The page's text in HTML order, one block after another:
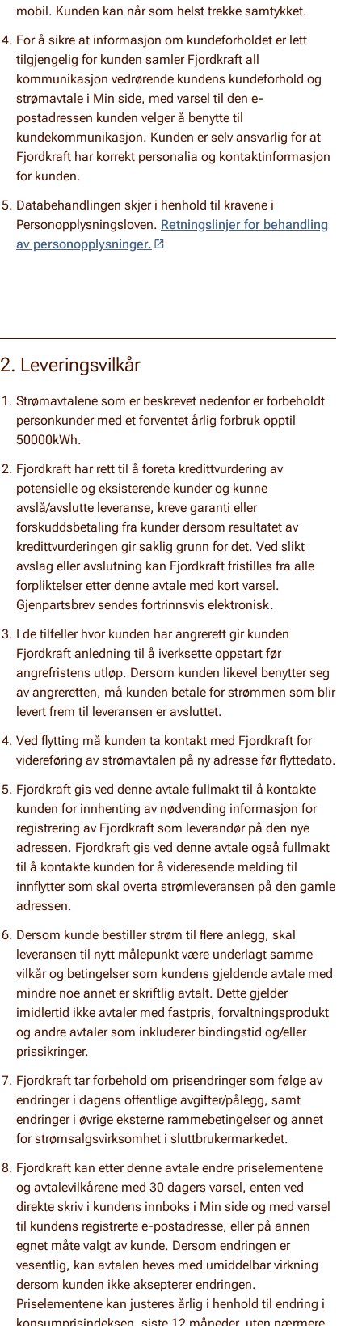
mobil. Kunden kan når som helst trekke samtykket.
For å sikre at informasjon om kundeforholdet er lett
tilgjengelig for kunden samler Fjordkraft all
kommunikasjon vedrørende kundens kundeforhold og
strømavtale i Min side, med varsel til den e-
postadressen kunden velger å benytte til
kundekommunikasjon. Kunden er selv ansvarlig for at
Fjordkraft har korrekt personalia og kontaktinformasjon
for kunden.
Databehandlingen skjer i henhold til kravene i
Personopplysningsloven. Retningslinjer for behandling
av personopplysninger.
2. Leveringsvilkår
Strømavtalene som er beskrevet nedenfor er forbeholdt
personkunder med et forventet årlig forbruk opptil
50000kWh.
Fjordkraft har rett til å foreta kredittvurdering av
potensielle og eksisterende kunder og kunne
avslå/avslutte leveranse, kreve garanti eller
forskuddsbetaling fra kunder dersom resultatet av
kredittvurderingen gir saklig grunn for det. Ved slikt
avslag eller avslutning kan Fjordkraft fristilles fra alle
forpliktelser etter denne avtale med kort varsel.
Gjenpartsbrev sendes fortrinnsvis elektronisk.
I de tilfeller hvor kunden har angrerett gir kunden
Fjordkraft anledning til å iverksette oppstart før
angrefristens utløp. Dersom kunden likevel benytter seg
av angreretten, må kunden betale for strømmen som blir
levert frem til leveransen er avsluttet.
Ved flytting må kunden ta kontakt med Fjordkraft for
videreføring av strømavtalen på ny adresse før flyttedato.
Fjordkraft gis ved denne avtale fullmakt til å kontakte
kunden for innhenting av nødvending informasjon for
registrering av Fjordkraft som leverandør på den nye
adressen. Fjordkraft gis ved denne avtale også fullmakt
til å kontakte kunden for å videresende melding til
innflytter som skal overta strømleveransen på den gamle
adressen.
Dersom kunde bestiller strøm til flere anlegg, skal
leveransen til nytt målepunkt være underlagt samme
vilkår og betingelser som kundens gjeldende avtale med
mindre noe annet er skriftlig avtalt. Dette gjelder
imidlertid ikke avtaler med fastpris, forvaltningsprodukt
og andre avtaler som inkluderer bindingstid og/eller
prissikringer.
Fjordkraft tar forbehold om prisendringer som følge av
endringer i dagens offentlige avgifter/pålegg, samt
endringer i øvrige eksterne rammebetingelser og annet
for strømsalgsvirksomhet i sluttbrukermarkedet.
Fjordkraft kan etter denne avtale endre priselementene
og avtalevilkårene med 30 dagers varsel, enten ved
direkte skriv i kundens innboks i Min side og med varsel
til kundens registrerte e-postadresse, eller på annen
egnet måte valgt av kunde. Dersom endringen er
vesentlig, kan avtalen heves med umiddelbar virkning
dersom kunden ikke aksepterer endringen.
Priselementene kan justeres årlig i henhold til endring i